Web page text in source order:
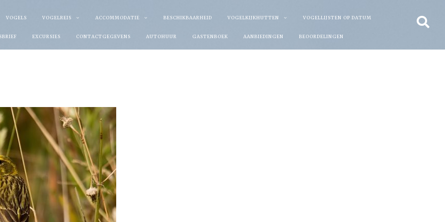
VOGELS VOGELREIS ACCOMMODATIE BESCHIKBAARHEID VOGELKIJKHUTTEN VOGELLIJSTEN OP DATUM
EXCURSIES CONTACTGEGEVENS AUTOHUUR GASTENBOEK AANBIEDINGEN BEOORDELINGEN